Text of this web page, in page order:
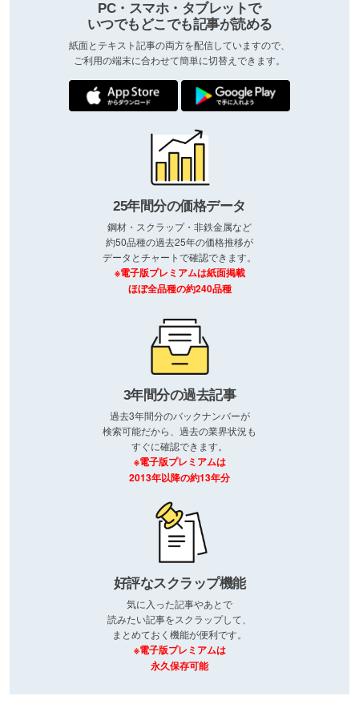
PC・スマホ・タブレットで
いつでもどこでも記事が読める
紙面とテキスト記事の両方を配信していますので、
ご利用の端末に合わせて簡単に切替えできます。
25年間分の価格データ
鋼材・スクラップ・非鉄金属など
約50品種の過去25年の価格推移が
データとチャートで確認できます。
※電子版プレミアムは紙面掲載
ほぼ全品種の約240品種
3年間分の過去記事
過去3年間分のバックナンバーが
検索可能だから、過去の業界状況も
すぐに確認できます。
※電子版プレミアムは
2013年以降の約13年分
好評なスクラップ機能
気に入った記事やあとで
読みたい記事をスクラップして、
まとめておく機能が便利です。
※電子版プレミアムは
永久保存可能